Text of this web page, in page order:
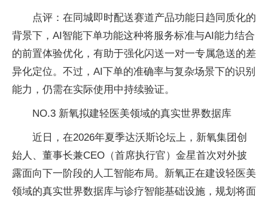
点评：在同城即时配送赛道产品功能日趋同质化的
背景下，AI智能下单功能这种将服务标准与AI能力结合
的前置体验优化，有助于强化闪送一对一专属急送的差
异化定位。不过，AI下单的准确率与复杂场景下的识别
能力，仍需在实际使用中持续验证。
NO.3 新氧拟建轻医美领域的真实世界数据库
近日，在2026年夏季达沃斯论坛上，新氧集团创
始人、董事长兼CEO（首席执行官）金星首次对外披
露面向下一阶段的人工智能布局。新氧正在建设轻医美
领域的真实世界数据库与诊疗智能基础设施，规划将面